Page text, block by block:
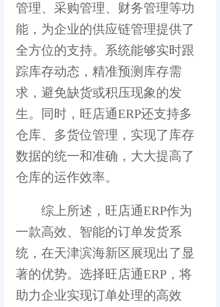
管理、采购管理、财务管理等功
能，为企业的供应链管理提供了
全方位的支持。系统能够实时跟
踪库存动态，精准预测库存需
求，避免缺货或积压现象的发
生。同时，旺店通ERP还支持多
仓库、多货位管理，实现了库存
数据的统一和准确，大大提高了
仓库的运作效率。
综上所述，旺店通ERP作为
一款高效、智能的订单发货系
统，在天津滨海新区展现出了显
著的优势。选择旺店通ERP，将
助力企业实现订单处理的高效